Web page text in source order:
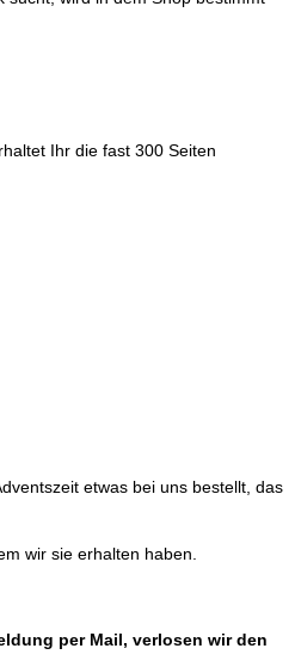
Ihr die fast 300 Seiten
etwas bei uns bestellt, das
wir sie erhalten haben.
per Mail, verlosen wir den